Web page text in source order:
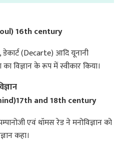
16th century
(Decarte) आदि यूनानी
का विज्ञान के रूप में स्वीकार किया।
and 18th century
एवं थॉमस रेड ने मनोविज्ञान को
कहा।